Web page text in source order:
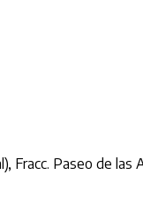
Fracc. Paseo de